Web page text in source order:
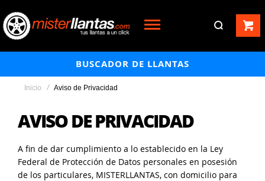
BUSCADOR DE LLANTAS
Inicio Aviso de Privacidad
AVISO DE PRIVACIDAD
A fin de dar cumplimiento a lo establecido en la Ley
Federal de Protección de Datos personales en posesión
de los particulares, MISTERLLANTAS, con domicilio para